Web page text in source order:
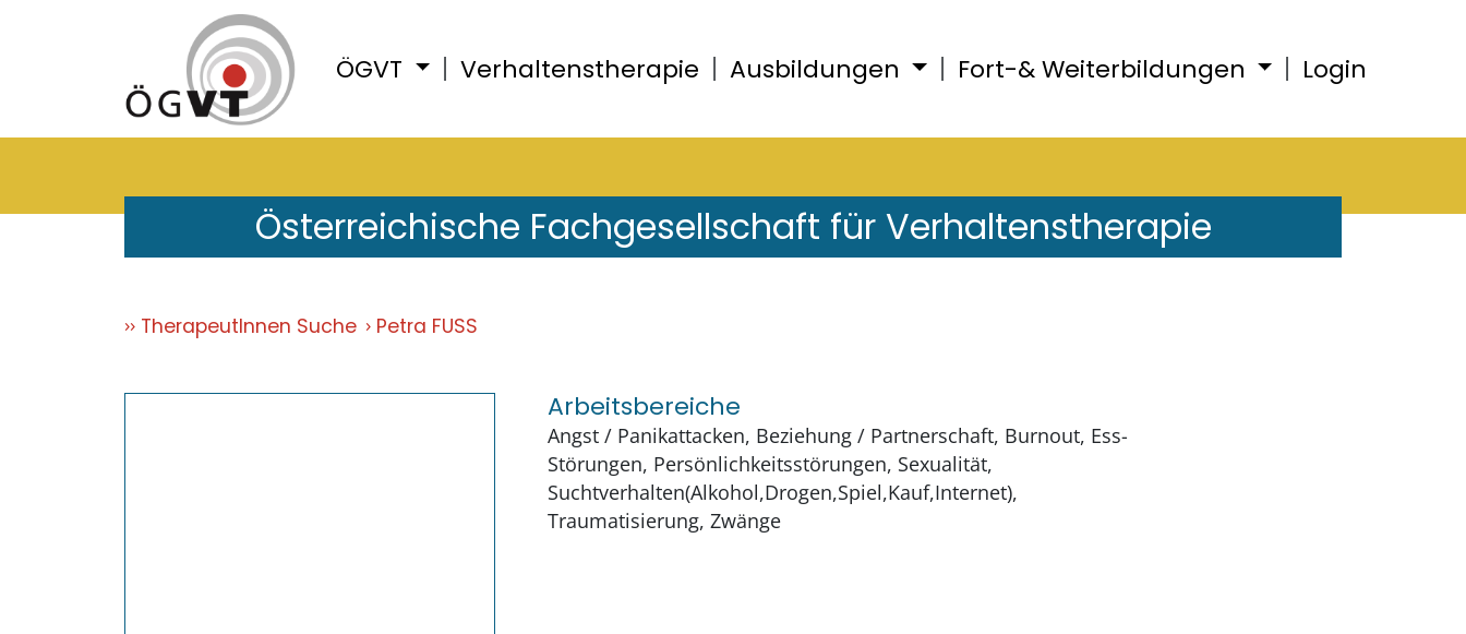
ÖGVT Verhaltenstherapie Ausbildungen Fort-& Weiterbildungen Login
Österreichische Fachgesellschaft für Verhaltenstherapie
TherapeutInnen Suche Petra FUSS
Arbeitsbereiche
Angst / Panikattacken, Beziehung / Partnerschaft, Burnout, Ess-
Störungen, Persönlichkeitsstörungen, Sexualität,
Suchtverhalten(Alkohol,Drogen,Spiel,Kauf,Internet),
Traumatisierung, Zwänge